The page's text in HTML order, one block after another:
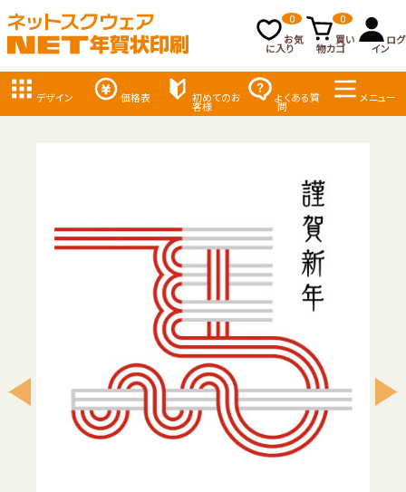
お気
に入り
0
買い
物カゴ
0
ログ
イン
デザイン 価格表 初めてのお
客様
よくある質
問
メニュー